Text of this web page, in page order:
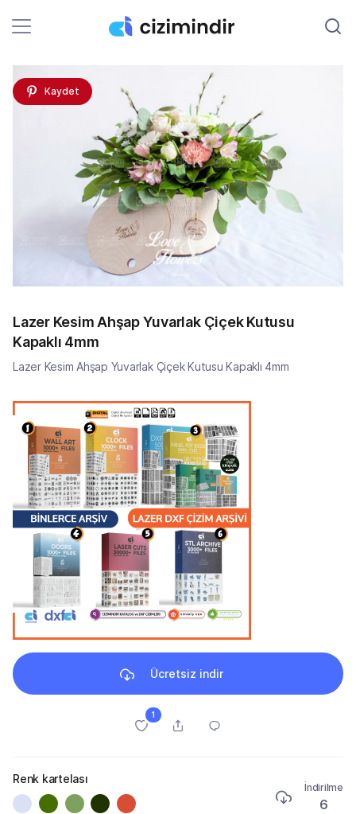
Kaydet
Lazer Kesim Ahşap Yuvarlak Çiçek Kutusu
Kapaklı 4mm
Lazer Kesim Ahşap Yuvarlak Çiçek Kutusu Kapaklı 4mm
Ücretsiz indir
1
Renk kartelası
İndirilme
6